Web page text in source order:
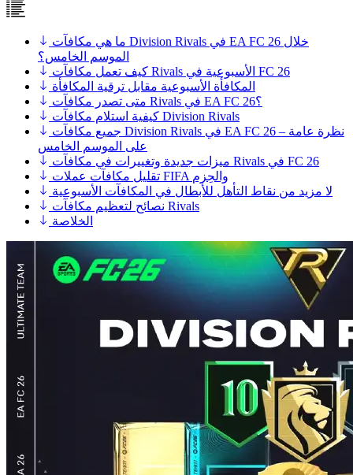
ما هي مكافآت Division Rivals في EA FC 26 خلال
الموسم الخامس؟
كيف تعمل مكافآت Rivals الأسبوعية في FC 26
المكافأة الأسبوعية مقابل ترقية المكافأة
متى تصدر مكافآت Rivals في EA FC 26؟
كيفية استلام مكافآت Division Rivals
جميع مكافآت Division Rivals في EA FC 26 – نظرة عامة
على الموسم الخامس
ميزات جديدة وتغييرات في مكافآت Rivals في FC 26
تقليل مكافآت عملات FIFA والحِزم
لا مزيد من نقاط التأهل للأبطال في المكافآت الأسبوعية
نصائح لتعظيم مكافآت Rivals
الخلاصة